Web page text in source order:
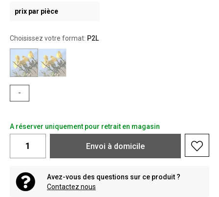
prix par pièce
Choisissez votre format: P2L
-
A réserver uniquement pour retrait en magasin
Envoi à domicile
Avez-vous des questions sur ce produit ?
Contactez nous